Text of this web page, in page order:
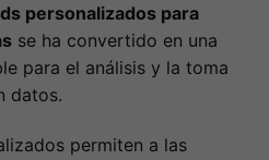
personalizados para
se ha convertido en una
para el análisis y la toma
datos.
permiten a las